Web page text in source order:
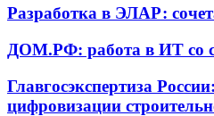
Разработка в ЭЛАР:
ДОМ.РФ: работа в ИТ со
Главгосэкспертиза
цифровизации